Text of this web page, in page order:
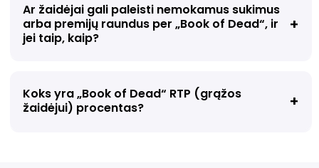
Ar žaidėjai gali paleisti nemokamus sukimus
arba premijų raundus per „Book of Dead“, ir
jei taip, kaip?
Koks yra „Book of Dead“ RTP (grąžos
žaidėjui) procentas?